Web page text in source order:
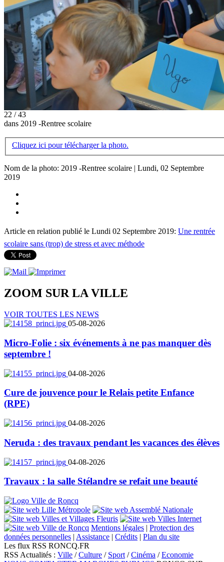
22 / 43
dans 2019 -Rentree scolaire
Cliquez ici pour télécharger la photo.
Nom de la photo: 2019 -Rentree scolaire | Lundi, 02 Septembre
2019
Article en relation publié le Lundi 02 Septembre 2019: Une rentrée
scolaire sans (trop) de stress et avec méthode
ZOOM SUR LAVILLE
VOIR TOUTES LES NEWS
05-08-2026
Micro-Folie : six événements à ne pas manquer dès
septembre !
04-08-2026
Cure de jouvence pour le Relais petite Enfance
(RPE)
04-08-2026
Neruda : des travaux pendant les vacances des élèves
04-08-2026
Travaux : la salle Stélandre se refait une beauté
Mentions légales | Protection des
données personnelles | Assistance | Crédits | Plan du site
Les flux RSS RONCQ.FR
RSS Actualités : Ville /Culture / Sport /Cinéma /Economie